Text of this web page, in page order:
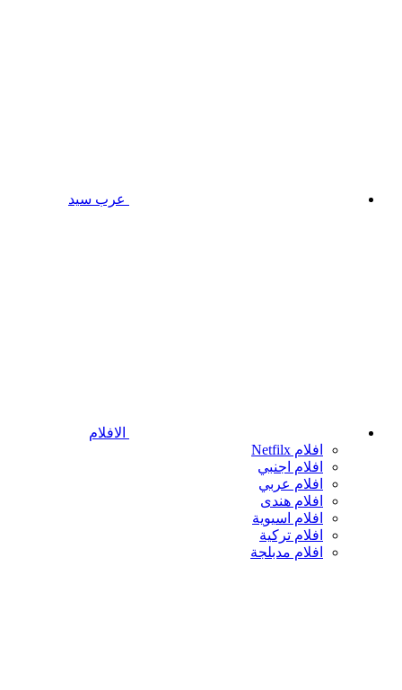
عرب سيد
الافلام
افلام Netfilx
افلام اجنبي
افلام عربي
افلام هندى
افلام اسيوية
افلام تركية
افلام مدبلجة